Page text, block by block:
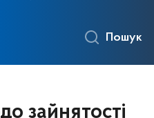
Пошук
зайнятості